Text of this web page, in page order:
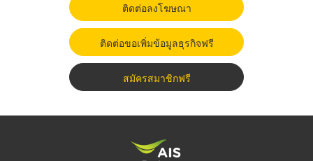
ติดต่อลงโฆษณา
ติดต่อขอเพิ่มข้อมูลธุรกิจฟรี
สมัครสมาชิกฟรี